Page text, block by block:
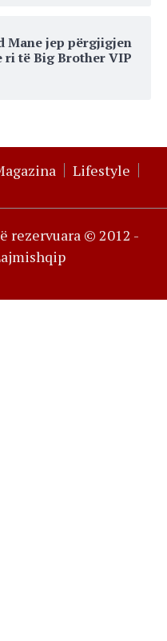
Mane jep përgjigjen
ri të Big Brother VIP
Lifestyle
rezervuara © 2012 -